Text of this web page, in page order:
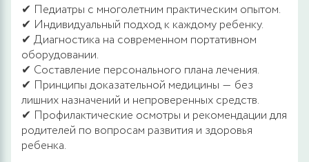
✔ Педиатры с многолетним практическим опытом.
✔ Индивидуальный подход к каждому ребенку.
✔ Диагностика на современном портативном
оборудовании.
✔ Составление персонального плана лечения.
✔ Принципы доказательной медицины ― без
лишних назначений и непроверенных средств.
✔ Профилактические осмотры и рекомендации для
родителей по вопросам развития и здоровья
ребенка.